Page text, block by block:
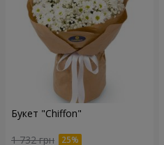
Букет "Chiffon"
1 732 грн